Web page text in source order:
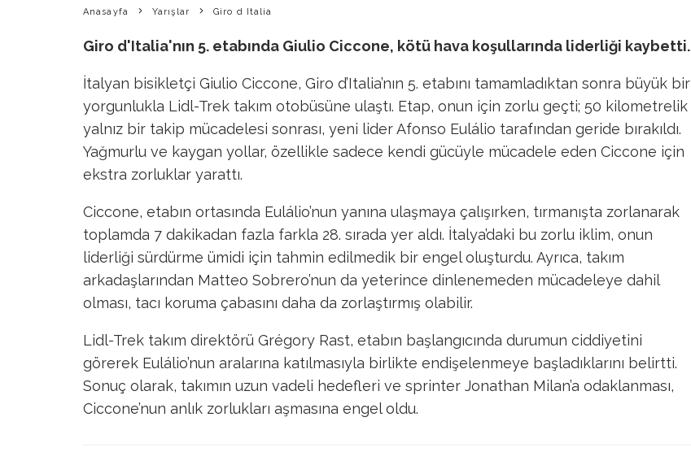
Anasayfa Yarışlar Giro d Italia
Giro d'Italia'nın 5. etabında Giulio Ciccone, kötü hava koşullarında liderliği kaybetti.
İtalyan bisikletçi Giulio Ciccone, Giro d’Italia’nın 5. etabını tamamladıktan sonra büyük bir
yorgunlukla Lidl-Trek takım otobüsüne ulaştı. Etap, onun için zorlu geçti; 50 kilometrelik
yalnız bir takip mücadelesi sonrası, yeni lider Afonso Eulálio tarafından geride bırakıldı.
Yağmurlu ve kaygan yollar, özellikle sadece kendi gücüyle mücadele eden Ciccone için
ekstra zorluklar yarattı.
Ciccone, etabın ortasında Eulálio’nun yanına ulaşmaya çalışırken, tırmanışta zorlanarak
toplamda 7 dakikadan fazla farkla 28. sırada yer aldı. İtalya’daki bu zorlu iklim, onun
liderliği sürdürme ümidi için tahmin edilmedik bir engel oluşturdu. Ayrıca, takım
arkadaşlarından Matteo Sobrero’nun da yeterince dinlenemeden mücadeleye dahil
olması, tacı koruma çabasını daha da zorlaştırmış olabilir.
Lidl-Trek takım direktörü Grégory Rast, etabın başlangıcında durumun ciddiyetini
görerek Eulálio’nun aralarına katılmasıyla birlikte endişelenmeye başladıklarını belirtti.
Sonuç olarak, takımın uzun vadeli hedefleri ve sprinter Jonathan Milan’a odaklanması,
Ciccone’nun anlık zorlukları aşmasına engel oldu.